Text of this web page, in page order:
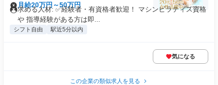
月給20万円～50万円
求める人材: ✅経験者・有資格者歓迎！ マシンピラティス資格
や 指導経験がある方は即...
シフト自由 駅近5分以内
気になる
この企業の類似求人を見る